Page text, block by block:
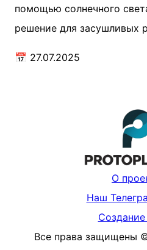
помощью солнечного
решение для засушливых
📅 27.07.2025
О
Наш
Создание
Все права защищены